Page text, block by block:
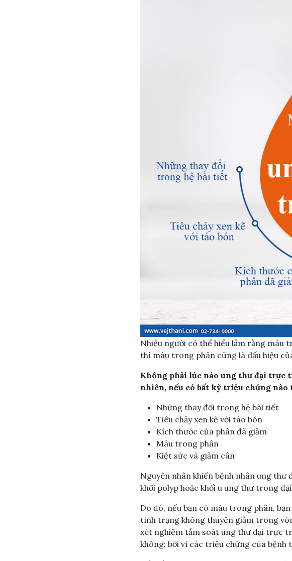
Nhiều người có thể hiểu lầm rằng máu
thì máu trong phân cũng là dấu hiệu
Không phải lúc nào ung thư đại trực
nhiên, nếu có bất kỳ triệu chứng
Những thay đổi trong hệ bài tiết
Tiêu chảy xen kẽ với táo bón
Kích thước của phân đã giảm
Máu trong phân
Kiệt sức và giảm cân
Nguyên nhân khiến bệnh nhân ung
khối polyp hoặc khối u ung thư trong
Do đó, nếu bạn có máu trong phân,
tình trạng không thuyên giảm trong
xét nghiệm tầm soát ung thư đại trực
không; bởi vì các triệu chứng của